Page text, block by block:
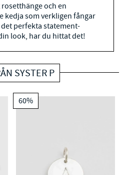
och en
kedja som verkligen fångar
perfekta statement-
look, har du hittat det!
SYSTER P
60%